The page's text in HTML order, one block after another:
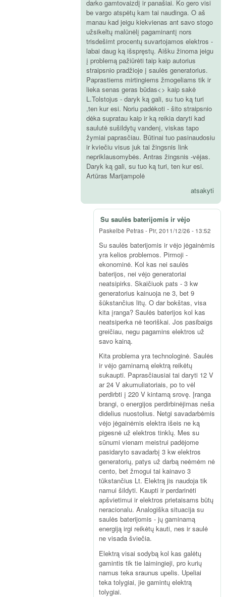
darko gamtovaizdį ir panašiai. Ko gero visi
be vargo atspėtų kam tai naudinga. O aš
manau kad jeigu kiekvienas ant savo stogo
užsikeltų malūnėlį pagaminantį nors
trisdešimt procentų suvartojamos elektros -
labai daug ką išspręstų. Aišku žinoma jeigu
į problemą pažiūrėti taip kaip autorius
straipsnio pradžioje į saulės generatorius.
Paprastiems mirtingiems žmogeliams tik ir
lieka senas geras būdas<> kaip sakė
L.Tolstojus - daryk ką gali, su tuo ką turi
,ten kur esi. Noriu padėkoti - šito straipsnio
dėka supratau kaip ir ką reikia daryti kad
saulutė sušildytų vandenį, viskas tapo
žymiai paprasčiau. Būtinai tuo pasinaudosiu
ir kviečiu visus juk tai žingsnis link
nepriklausomybės. Antras žingsnis -vėjas.
Daryk ką gali, su tuo ką turi, ten kur esi.
Artūras Marijampolė
atsakyti
Su saulės baterijomis ir vėjo
Paskelbė Petras- Pir, 2011/12/26 - 13:52
Su saulės baterijomis ir vėjo jėgainėmis
yra kelios problemos. Pirmoji -
ekonominė. Kol kas nei saulės
baterijos, nei vėjo generatoriai
neatsipirks. Skaičiuok pats - 3 kw
generatorius kainuoja ne 3, bet 9
šūkstančius litų. O dar bokštas, visa
kita įranga? Saulės baterijos kol kas
neatsiperka nė teoriškai. Jos pasibaigs
greičiau, negu pagamins elektros už
savo kainą.
Kita problema yra technologinė. Saulės
ir vėjo gaminamą elektrą reikėtų
sukaupti. Paprasčiausiai tai daryti 12 V
ar 24 V akumuliatoriais, po to vėl
perdirbti į 220 V kintamą srovę. Įranga
brangi, o energijos perdirbinėjimas neša
didelius nuostolius. Netgi savadarbėmis
vėjo jėgainėmis elektra išeis ne ką
pigesnė už elektros tinklų. Mes su
sūnumi vienam meistrui padėjome
pasidaryto savadarbį 3 kw elektros
generatorių, patys už darbą neėmėm nė
cento, bet žmogui tai kainavo 3
tūkstančius Lt. Elektrą jis naudoja tik
namui šildyti. Kaupti ir perdarinėti
apšvietimui ir elektros prietaisams būtų
neracionalu. Analogiška situacija su
saulės baterijomis - jų gaminamą
energiją irgi reikėtų kauti, nes ir saulė
ne visada šviečia.
Elektrą visai sodybą kol kas galėtų
gamintis tik tie laimingieji, pro kurių
namus teka sraunus upelis. Upeliai
teka tolygiai, jie gamintų elektrą
tolygiai.